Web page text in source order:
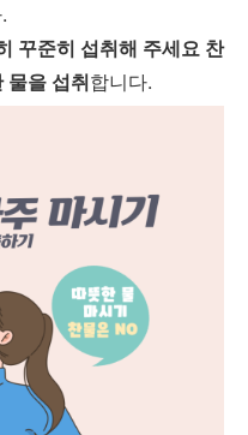
꾸준히 섭취해 주세요 찬
물을 섭취합니다.